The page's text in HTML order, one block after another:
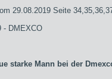
29.08.2019 Seite
- DMEXCO
starke Mann bei der